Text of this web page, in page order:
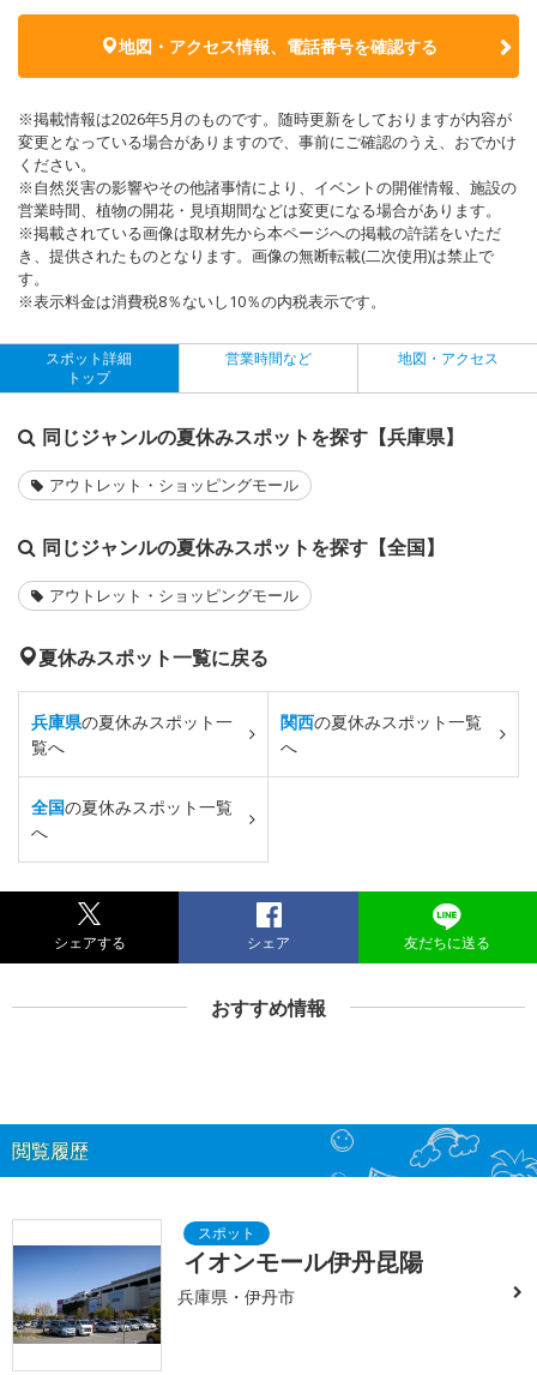
地図・アクセス情報、電話番号を確認する
※掲載情報は2026年5月のものです。随時更新をしておりますが内容が
変更となっている場合がありますので、事前にご確認のうえ、おでかけ
ください。
※自然災害の影響やその他諸事情により、イベントの開催情報、施設の
営業時間、植物の開花・見頃期間などは変更になる場合があります。
※掲載されている画像は取材先から本ページへの掲載の許諾をいただ
き、提供されたものとなります。画像の無断転載(二次使用)は禁止で
す。
※表示料金は消費税8％ないし10％の内税表示です。
スポット詳細
トップ
営業時間など 地図・アクセス
同じジャンルの夏休みスポットを探す【兵庫県】
アウトレット・ショッピングモール
同じジャンルの夏休みスポットを探す【全国】
アウトレット・ショッピングモール
夏休みスポット一覧に戻る
兵庫県の夏休みスポット一
覧へ
関西の夏休みスポット一覧
へ
全国の夏休みスポット一覧
へ
シェアする シェア 友だちに送る
おすすめ情報
閲覧履歴
イオンモール伊丹昆陽
兵庫県・伊丹市